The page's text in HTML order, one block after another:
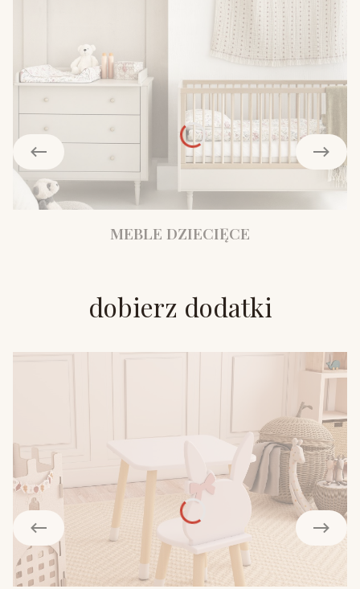
MEBLE DZIECIĘCE
dobierz dodatki